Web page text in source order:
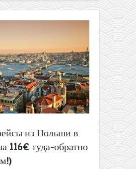
из Польши в
116€ туда-обратно